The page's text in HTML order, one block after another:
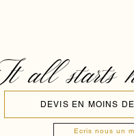
It all starts
Ecris nous un
DEVIS EN MOINS